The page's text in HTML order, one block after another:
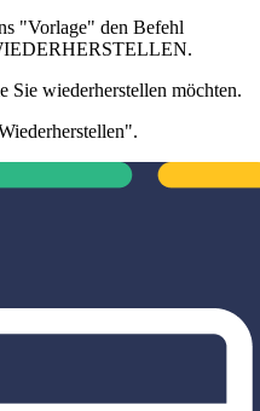
"Vorlage" den Befehl
Sie wiederherstellen möchten.